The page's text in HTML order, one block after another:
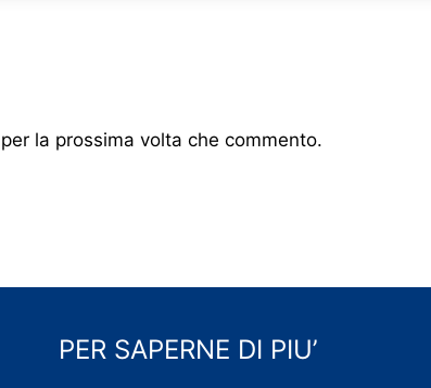
la prossima volta che commento.
PER SAPERNE DI PIU’